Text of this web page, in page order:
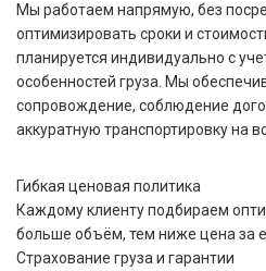
Мы работаем напрямую, без
оптимизировать сроки и
планируется индивидуально с
особенностей груза. Мы
сопровождение, соблюдение
аккуратную транспортировку на
Гибкая ценовая политика
Каждому клиенту подбираем
больше объём, тем ниже цена за
Страхование груза и гарантии